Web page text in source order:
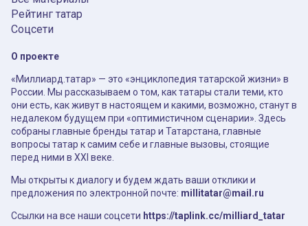
Рейтинг татар
Соцсети
О проекте
«Миллиард.татар» — это «энциклопедия татарской жизни» в
России. Мы рассказываем о том, как татары стали теми, кто
они есть, как живут в настоящем и какими, возможно, станут в
недалеком будущем при «оптимистичном сценарии». Здесь
собраны главные бренды татар и Татарстана, главные
вопросы татар к самим себе и главные вызовы, стоящие
перед ними в XXI веке.
Мы открыты к диалогу и будем ждать ваши отклики и
предложения по электронной почте: millitatar@mail.ru
Ссылки на все наши соцсети https://taplink.cc/milliard_tatar